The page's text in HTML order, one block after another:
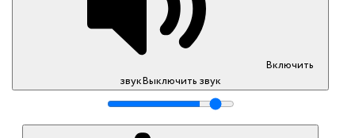
Включить
звукВыключить звук